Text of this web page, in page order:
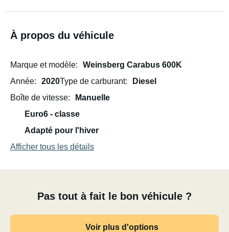
À propos du véhicule
Marque et modèle
Weinsberg Carabus 600K
Année
2020Type de carburant
Diesel
Boîte de vitesse
Manuelle
Euro6 - classe
Adapté pour l'hiver
Afficher tous les détails
Pas tout à fait le bon véhicule ?
Voir plus d'options